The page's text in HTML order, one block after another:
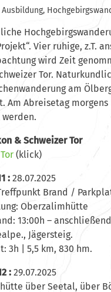
Ausbildung,
Vier ruhige, z.T.
wird Zeit
Tor.
am
Am Abreisetag
& Schweizer Tor
(klick)
: 28.07.2025
Brand /
Oberzalimhütte
13:00h –
Jägersteig.
3h | 5,5 km, 830 hm.
: 29.07.2025
über Seetal, über